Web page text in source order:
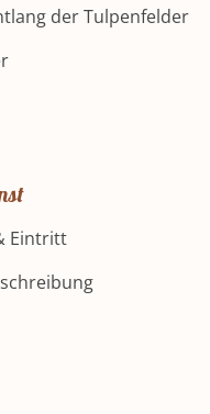
der Tulpenfelder
Eintritt